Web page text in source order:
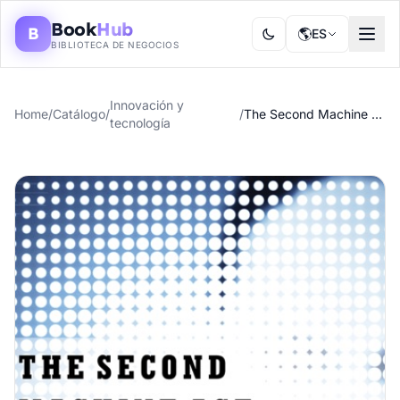
B BookHub
BIBLIOTECA DE NEGOCIOS
🌎ES
Home/Catálogo/
Innovación y
tecnología
/ The Second Machine Age